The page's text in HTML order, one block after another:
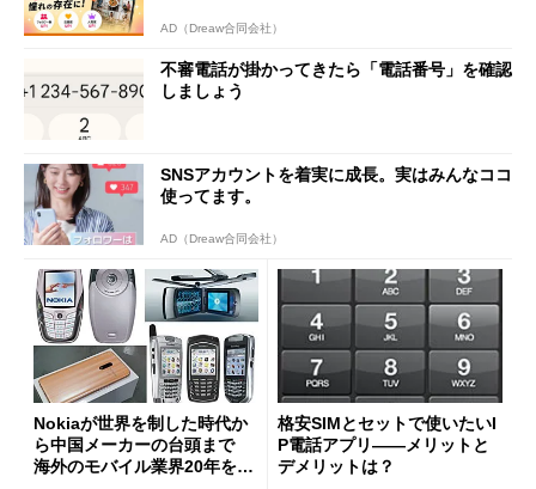
AD（Dreaw合同会社）
不審電話が掛かってきたら「電話番号」を確認
しましょう
SNSアカウントを着実に成長。実はみんなココ
使ってます。
AD（Dreaw合同会社）
Nokiaが世界を制した時代か
ら中国メーカーの台頭まで
海外のモバイル業界20年を振
格安SIMとセットで使いたいI
P電話アプリ――メリットと
デメリットは？